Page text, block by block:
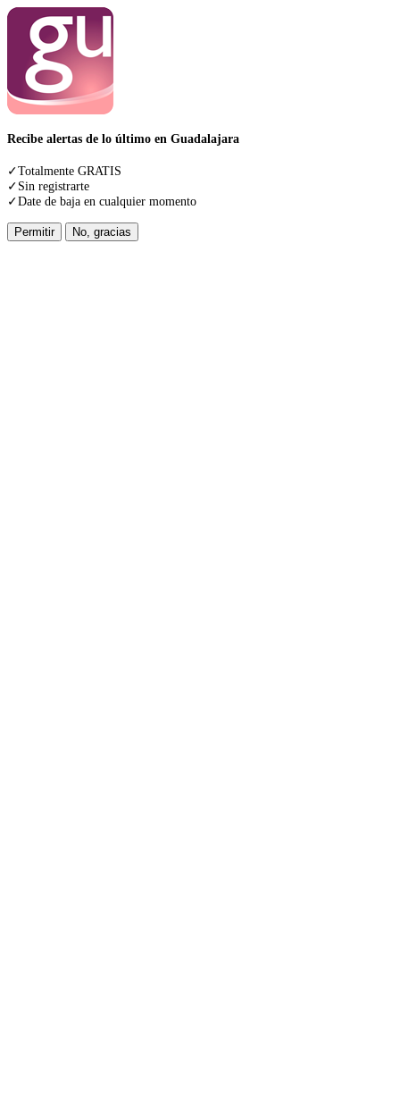
Recibe alertas de lo último en Guadalajara
✓Totalmente GRATIS
✓Sin registrarte
✓Date de baja en cualquier momento
Permitir No, gracias